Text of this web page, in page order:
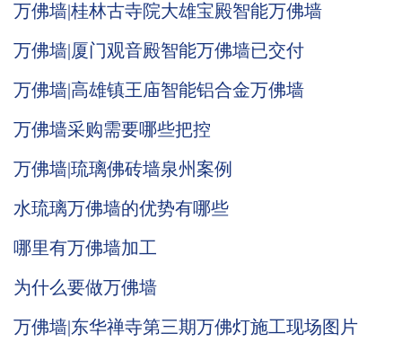
万佛墙|桂林古寺院大雄宝殿智能万佛墙
万佛墙|厦门观音殿智能万佛墙已交付
万佛墙|高雄镇王庙智能铝合金万佛墙
万佛墙采购需要哪些把控
万佛墙|琉璃佛砖墙泉州案例
水琉璃万佛墙的优势有哪些
哪里有万佛墙加工
为什么要做万佛墙
万佛墙|东华禅寺第三期万佛灯施工现场图片